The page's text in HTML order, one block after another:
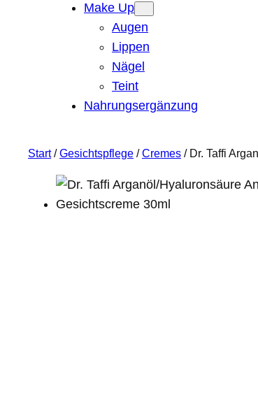
Make Up
Augen
Lippen
Nägel
Teint
Nahrungsergänzung
Start/Gesichtspflege /Cremes / Dr. Taffi